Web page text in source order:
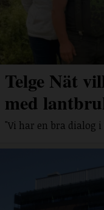
Telge Nät
med
"Vi har en bra dialog